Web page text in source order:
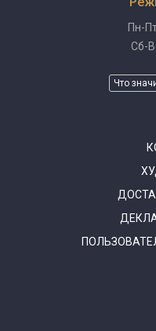
Пн-
Сб-
Что